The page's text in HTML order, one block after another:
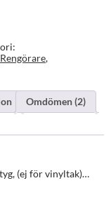
Rengörare,
Omdömen (2)
(ej för vinyltak)…